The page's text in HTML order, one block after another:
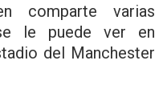
comparte varias
le puede ver en
del Manchester